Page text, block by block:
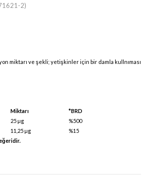
2)
miktarı ve şekli; yetişkinler için bir damla kullnıması
Miktarı
*BRD
25 µg
%500
11,25 µg
%15